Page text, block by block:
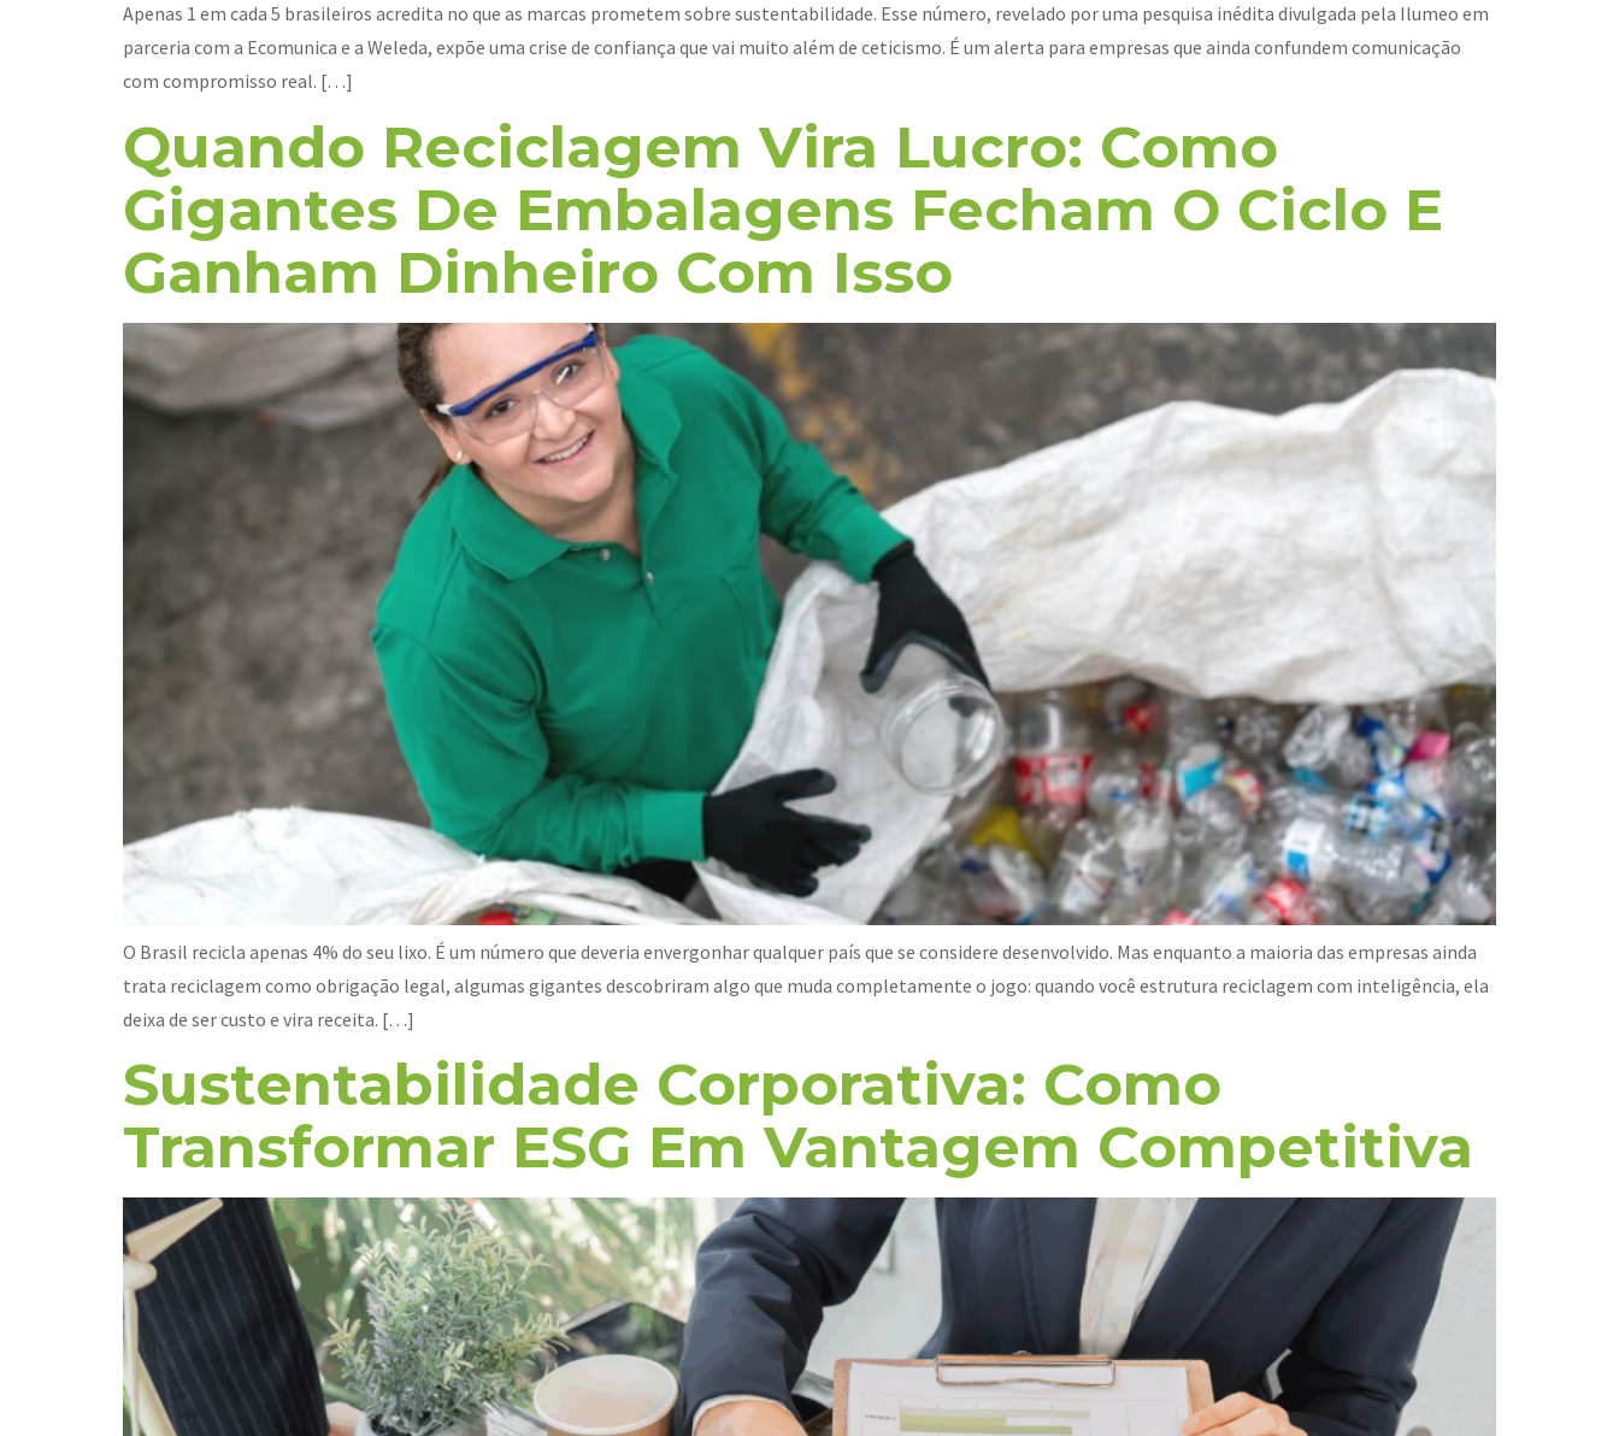
Apenas 1 em cada 5 brasileiros acredita no que as marcas prometem sobre sustentabilidade. Esse número, revelado por uma pesquisa inédita divulgada pela Ilumeo em
parceria com a Ecomunica e a Weleda, expõe uma crise de confiança que vai muito além de ceticismo. É um alerta para empresas que ainda confundem comunicação
com compromisso real. […]
Quando Reciclagem Vira Lucro: Como
Gigantes De Embalagens Fecham O Ciclo E
Ganham Dinheiro Com Isso
O Brasil recicla apenas 4% do seu lixo. É um número que deveria envergonhar qualquer país que se considere desenvolvido. Mas enquanto a maioria das empresas ainda
trata reciclagem como obrigação legal, algumas gigantes descobriram algo que muda completamente o jogo: quando você estrutura reciclagem com inteligência, ela
deixa de ser custo e vira receita. […]
Sustentabilidade Corporativa: Como
Transformar ESG Em Vantagem Competitiva